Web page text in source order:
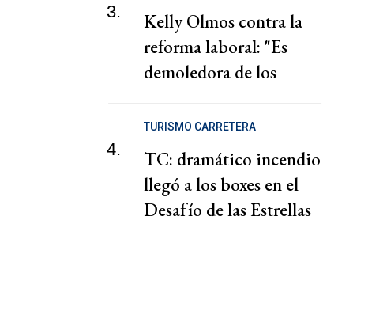
3.
Kelly Olmos contra la
reforma laboral: "Es
demoledora de los
4.
TURISMO CARRETERA
TC: dramático incendio
llegó a los boxes en el
Desafío de las Estrellas